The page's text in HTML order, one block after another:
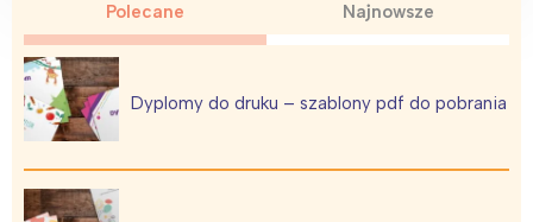
Polecane Najnowsze
Dyplomy do druku – szablony pdf do pobrania